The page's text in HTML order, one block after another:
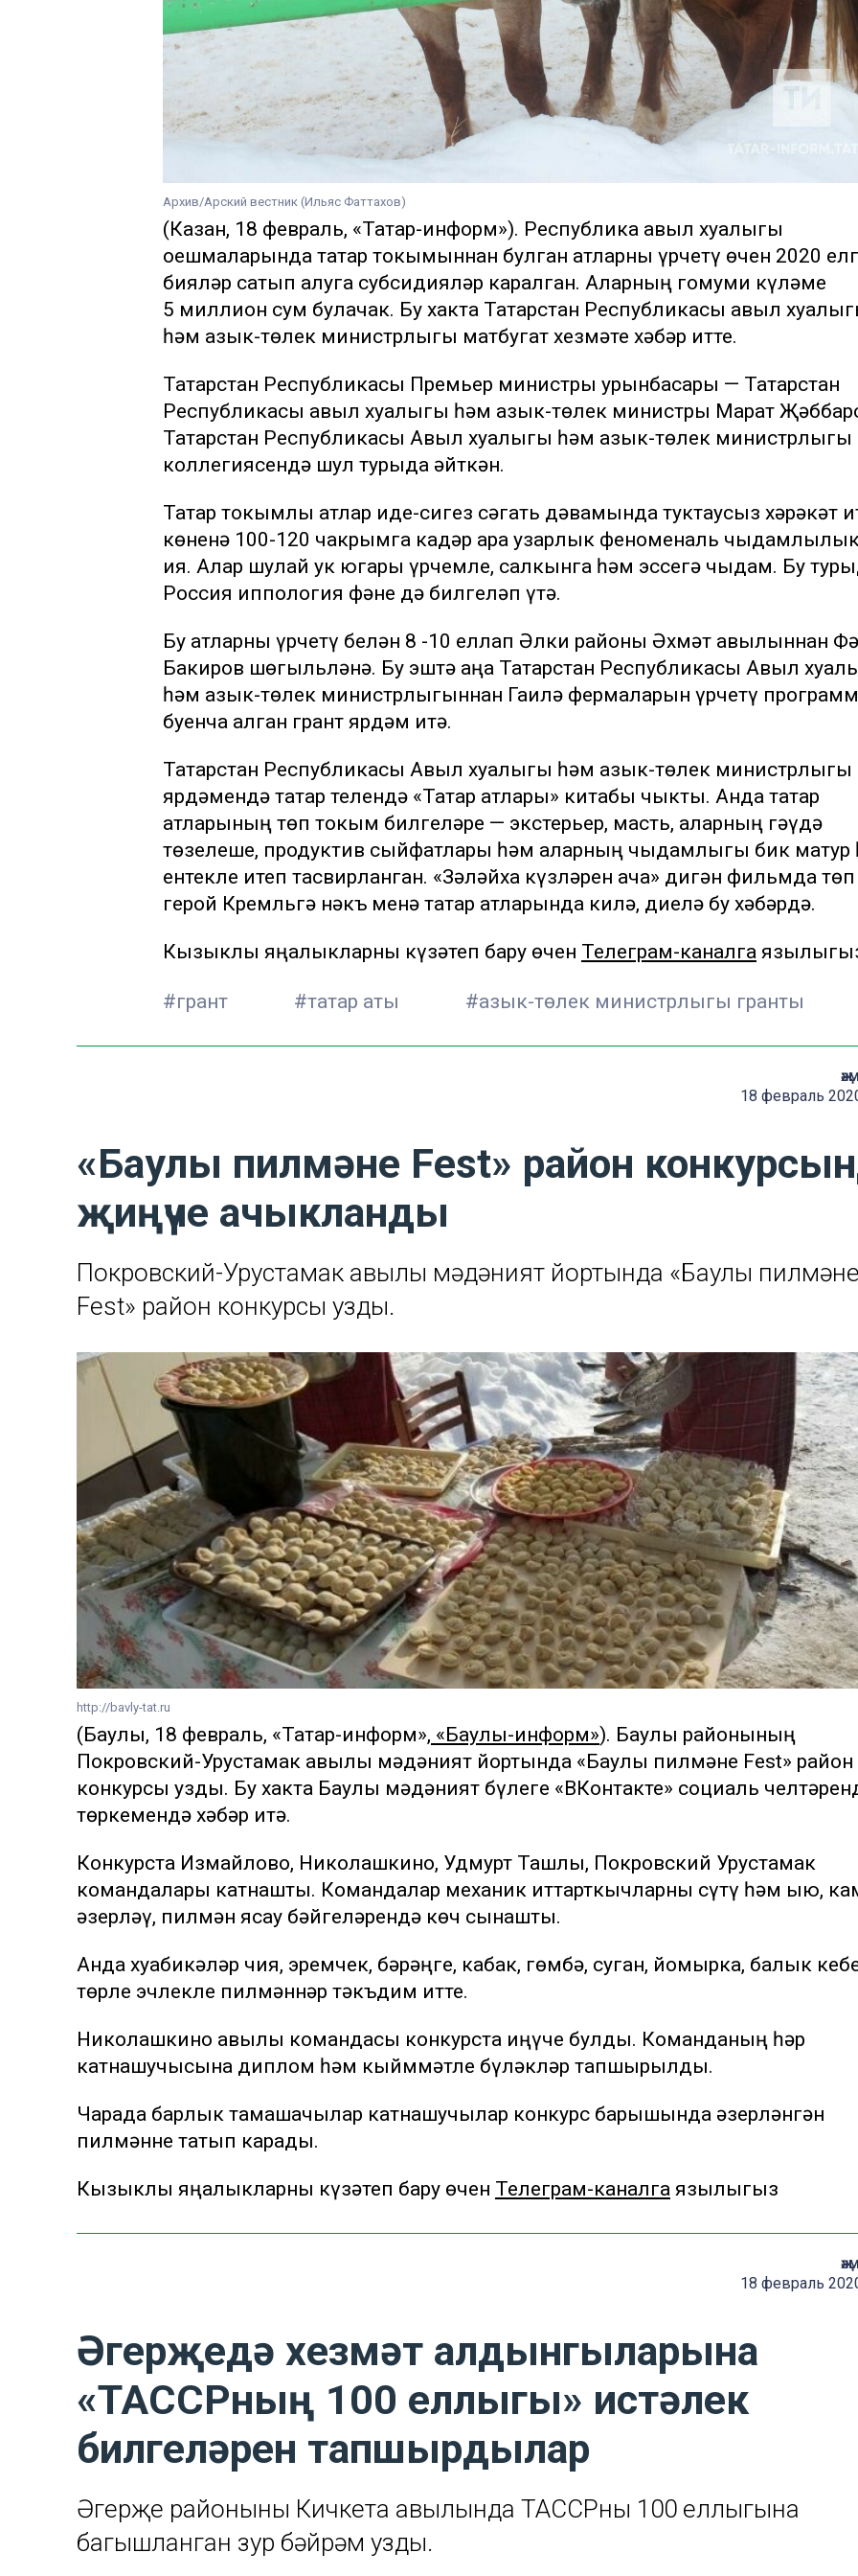
Архив/Арский вестник (Ильяс Фаттахов)
(Казан, 18 февраль, «Татар-информ»). Республика авыл хуҗалыгы
оешмаларында татар токымыннан булган атларны үрчетү өчен 2020
бияләр сатып алуга субсидияләр каралган. Аларның гомуми күләме
5 миллион сум булачак. Бу хакта Татарстан Республикасы авыл
һәм азык-төлек министрлыгы матбугат хезмәте хәбәр итте.
Татарстан Республикасы Премьер министры урынбасары — Татарстан
Республикасы авыл хуҗалыгы һәм азык-төлек министры Марат
Татарстан Республикасы Авыл хуҗалыгы һәм азык-төлек министрлыгы
коллегиясендә шул турыда әйткән.
Татар токымлы атлар җиде-сигез сәгать дәвамында туктаусыз хәрәкәт
көненә 100-120 чакрымга кадәр ара узарлык феноменаль
ия. Алар шулай ук югары үрчемле, салкынга һәм эссегә чыдам. Бу
Россия иппология фәне дә билгеләп үтә.
Бу атларны үрчетү белән 8 -10 еллап Әлки районы Әхмәт авылыннан
Бакиров шөгыльләнә. Бу эштә аңа Татарстан Республикасы Авыл
һәм азык-төлек министрлыгыннан Гаилә фермаларын үрчетү
буенча алган грант ярдәм итә.
Татарстан Республикасы Авыл хуҗалыгы һәм азык-төлек министрлыгы
ярдәмендә татар телендә «Татар атлары» китабы чыкты. Анда татар
атларының төп токым билгеләре — экстерьер, масть, аларның гәүдә
төзелеше, продуктив сыйфатлары һәм аларның чыдамлыгы бик матур
җентекле итеп тасвирланган. «Зәләйха күзләрен ача» дигән фильмда төп
герой Кремльгә нәкъ менә татар атларында килә, диелә бу хәбәрдә.
Кызыклы яңалыкларны күзәтеп бару өчен Телеграм-каналга
#грант #татар аты #азык-төлек министрлыгы гранты
18 февраль
«Баулы пилмәне Fest» район
җиңүче ачыкланды
Покровский-Урустамак авылы мәдәният йортында «Баулы пилмәне
Fest» район конкурсы узды.
http://bavly-tat.ru
(Баулы, 18 февраль, «Татар-информ», «Баулы-информ»). Баулы районының
Покровский-Урустамак авылы мәдәният йортында «Баулы пилмәне Fest» район
конкурсы узды. Бу хакта Баулы мәдәният бүлеге «ВКонтакте» социаль
төркемендә хәбәр итә.
Конкурста Измайлово, Николашкино, Удмурт Ташлы, Покровский Урустамак
командалары катнашты. Командалар механик иттарткычларны сүтү һәм җыю,
әзерләү, пилмән ясау бәйгеләрендә көч сынашты.
Анда хуҗабикәләр чия, эремчек, бәрәңге, кабак, гөмбә, суган, йомырка, балык
төрле эчлекле пилмәннәр тәкъдим итте.
Николашкино авылы командасы конкурста җиңүче булды. Команданың һәр
катнашучысына диплом һәм кыйммәтле бүләкләр тапшырылды.
Чарада барлык тамашачылар катнашучылар конкурс барышында әзерләнгән
пилмәнне татып карады.
Кызыклы яңалыкларны күзәтеп бару өчен Телеграм-каналга язылыгыз
18 февраль
Әгерҗедә хезмәт алдынгыларына
«ТАССРның 100 еллыгы» истәлек
билгеләрен тапшырдылар
Әгерҗе районының Кичкетаң авылында ТАССРның 100 еллыгына
багышланган зур бәйрәм узды.